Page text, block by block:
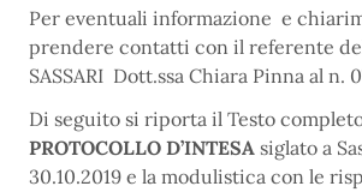
Per eventuali informazione e
prendere contatti con il referente
SASSARI Dott.ssa Chiara Pinna al n.
Di seguito si riporta il Testo
PROTOCOLLO D’INTESA siglato a
30.10.2019 e la modulistica con le